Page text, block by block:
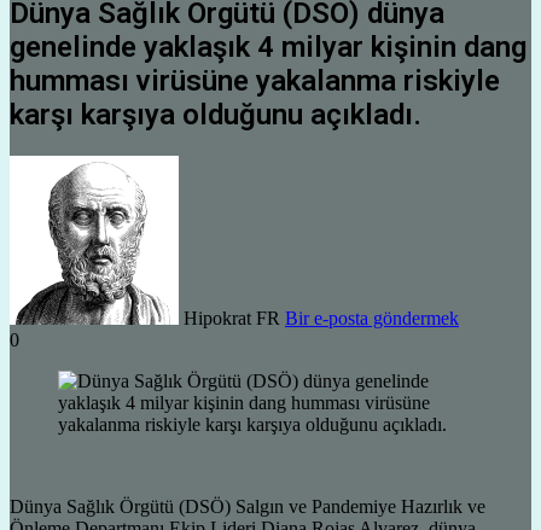
Dünya Sağlık Örgütü (DSÖ) dünya
genelinde yaklaşık 4 milyar kişinin dang
humması virüsüne yakalanma riskiyle
karşı karşıya olduğunu açıkladı.
Hipokrat FR Bir e-posta göndermek
0
Dünya Sağlık Örgütü (DSÖ) Salgın ve Pandemiye Hazırlık ve